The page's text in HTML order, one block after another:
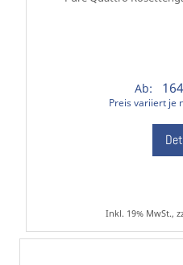
Ab:
Preis variiert je
Inkl. 19% MwSt.,